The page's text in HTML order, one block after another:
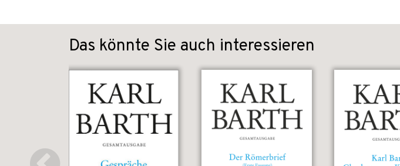
Das könnte Sie auch interessieren